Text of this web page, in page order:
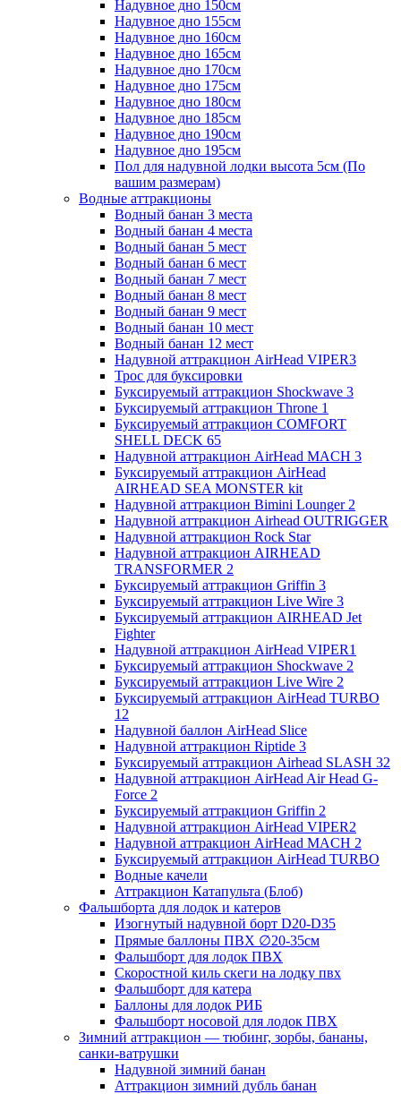
Надувное дно 150см
Надувное дно 155см
Надувное дно 160см
Надувное дно 165см
Надувное дно 170см
Надувное дно 175см
Надувное дно 180см
Надувное дно 185см
Надувное дно 190см
Надувное дно 195см
Пол для надувной лодки высота 5см (По
вашим размерам)
Водные аттракционы
Водный банан 3 места
Водный банан 4 места
Водный банан 5 мест
Водный банан 6 мест
Водный банан 7 мест
Водный банан 8 мест
Водный банан 9 мест
Водный банан 10 мест
Водный банан 12 мест
Надувной аттракцион AirHead VIPER3
Трос для буксировки
Буксируемый аттракцион Shockwave 3
Буксируемый аттракцион Throne 1
Буксируемый аттракцион COMFORT
SHELL DECK 65
Надувной аттракцион AirHead MACH 3
Буксируемый аттракцион AirHead
AIRHEAD SEA MONSTER kit
Надувной аттракцион Bimini Lounger 2
Надувной аттракцион Airhead OUTRIGGER
Надувной аттракцион Rock Star
Надувной аттракцион AIRHEAD
TRANSFORMER 2
Буксируемый аттракцион Griffin 3
Буксируемый аттракцион Live Wire 3
Буксируемый аттракцион AIRHEAD Jet
Fighter
Надувной аттракцион AirHead VIPER1
Буксируемый аттракцион Shockwave 2
Буксируемый аттракцион Live Wire 2
Буксируемый аттракцион AirHead TURBO
12
Надувной баллон AirHead Slice
Надувной аттракцион Riptide 3
Буксируемый аттракцион Airhead SLASH 32
Надувной аттракцион AirHead Air Head G-
Force 2
Буксируемый аттракцион Griffin 2
Надувной аттракцион AirHead VIPER2
Надувной аттракцион AirHead MACH 2
Буксируемый аттракцион AirHead TURBO
Водные качели
Аттракцион Катапульта (Блоб)
Фальшборта для лодок и катеров
Изогнутый надувной борт D20-D35
Прямые баллоны ПВХ ∅20-35см
Фальшборт для лодок ПВХ
Скоростной киль скеги на лодку пвх
Фальшборт для катера
Баллоны для лодок РИБ
Фальшборт носовой для лодок ПВХ
Зимний аттракцион — тюбинг, зорбы, бананы,
санки-ватрушки
Надувной зимний банан
Аттракцион зимний дубль банан